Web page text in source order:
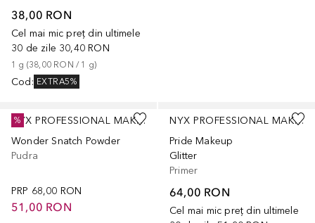
38,00 RON
Cel mai mic preț din ultimele
30 de zile 30,40 RON
1 g (38,00 RON / 1 g)
Cod : EXTRA5%
NYX PROFESSIONAL MAKEUP
Wonder Snatch Powder
Pudra
PRP 68,00 RON
51,00 RON
%
+3
NYX PROFESSIONAL MAKEUP
Pride Makeup
Glitter
Primer
64,00 RON
Cel mai mic preț din ultimele